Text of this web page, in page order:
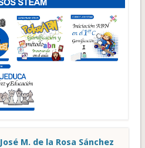
José M. de la Rosa Sánchez